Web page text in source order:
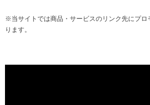
※当サイトでは商品・サービスのリンク先にプロ
ります。